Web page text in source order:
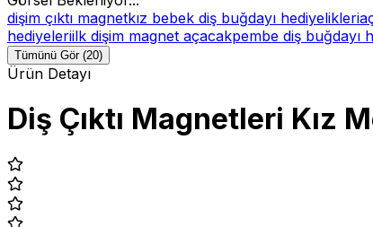
dişim çıktı magnetkız bebek diş buğdayı hediyelikleri
hediyeleriilk dişim magnet açacakpembe diş buğdayı
Tümünü Gör (20)
Ürün Detayı
Diş Çıktı Magnetleri Kız